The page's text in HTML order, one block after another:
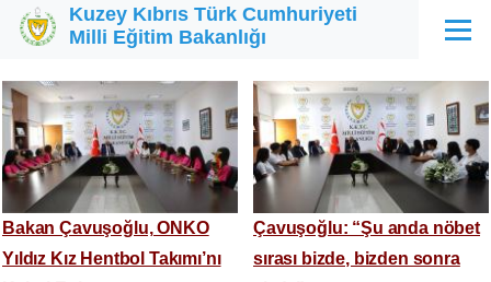
Ana içeriğe atla
Kuzey Kıbrıs Türk Cumhuriyeti
Milli Eğitim Bakanlığı
Menü
Bakan Çavuşoğlu, ONKO
Yıldız Kız Hentbol Takımı’nı
Çavuşoğlu: “Şu anda nöbet
sırası bizde, bizden sonra